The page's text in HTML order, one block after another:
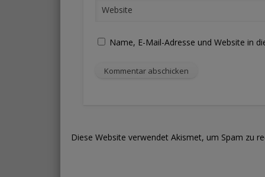
Website
Name, E-Mail-Adresse und Website in
Diese Website verwendet Akismet, um Spam zu